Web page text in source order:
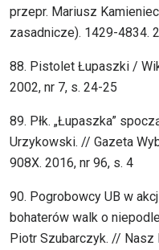
przepr. Mariusz
zasadnicze). 1429-4834.
88. Pistolet Łupaszki /
2002, nr 7, s. 24-25
89. Płk. „Łupaszka”
Urzykowski. // Gazeta
908X. 2016, nr 96, s. 4
90. Pogrobowcy UB w
bohaterów walk o
Piotr Szubarczyk. // Nasz